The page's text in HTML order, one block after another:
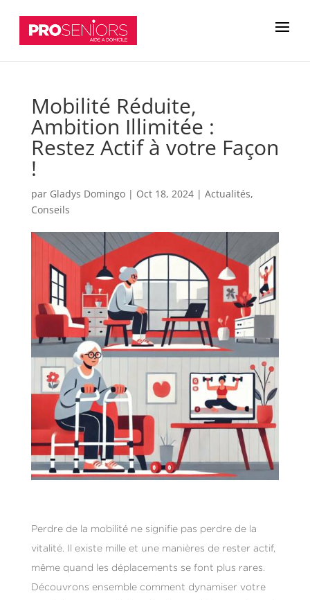
Mobilité Réduite,
Ambition Illimitée :
Restez Actif à votre Façon
!
par Gladys Domingo| Oct 18, 2024| Actualités,
Conseils
Perdre de la mobilité ne signifie pas perdre de la
vitalité. Il existe mille et une manières de rester actif,
même quand les déplacements se font plus rares.
Découvrons ensemble comment dynamiser votre